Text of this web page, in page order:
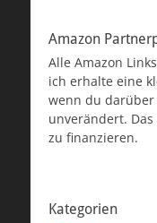
Amazon
Alle Amazon
ich erhalte eine
wenn du
unverändert.
zu finanzieren.
Kategorien